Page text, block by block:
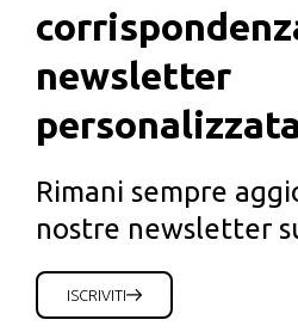
newsletter
Rimani sempre
nostre newsletter
ISCRIVITI